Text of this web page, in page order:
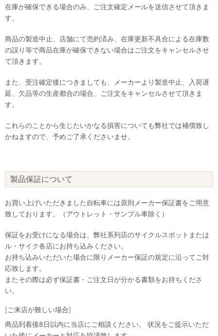
在庫が確保できる場合のみ、ご注文確定メールを送信させて頂きま
す。
商品の製造中止、店舗にて売約済み、在庫更新不具合による在庫数
の誤り等で商品在庫が確保できない場合はご注文をキャンセルさせ
て頂きます。
また、受注確定後につきましても、メーカーより製造中止、入荷遅
延、欠品等の生産都合の場合、ご注文をキャンセルさせて頂きま
す。
これらのことから生じたいかなる損害についても弊社では補償致し
かねますので、予めご了承くださいませ。
製品保証について
お買い上げいただきました自転車には原則メーカー保証書をご用意
致しております。（アウトレット・サンプル車除く）
保証をお受けになる場合は、弊社系列店のサイクルスポットまたは
ル・サイク各店にお持ち込みください。
お持ち込みいただいた場合に限りメーカー保証の規定に沿ってご対
応致します。
またその際は必ず保証書・ご注文日が分かる書類をお持ちくださ
い。
[ご来店が難しい場合]
商品到着後8日以内に当店にご相談ください。 状況をご提示いただ